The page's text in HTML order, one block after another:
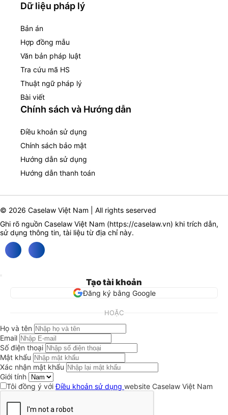
Dữ liệu pháp lý
Bản án
Hợp đồng mẫu
Văn bản pháp luật
Tra cứu mã HS
Thuật ngữ pháp lý
Bài viết
Chính sách và Hướng dẫn
Điều khoản sử dụng
Chính sách bảo mật
Hướng dẫn sử dụng
Hướng dẫn thanh toán
© 2026 Caselaw Việt Nam | All rights seserved
Ghi rõ nguồn Caselaw Việt Nam (https://caselaw.vn) khi trích dẫn,
sử dụng thông tin, tài liệu từ địa chỉ này.
Tạo tài khoản
Đăng ký bằng Google
HOẶC
Họ và tên
Email
Số điện thoại
Mật khẩu
Xác nhận mật khẩu
Giới tính
Tôi đồng ý vớiĐiều khoản sử dụng website Caselaw Việt Nam